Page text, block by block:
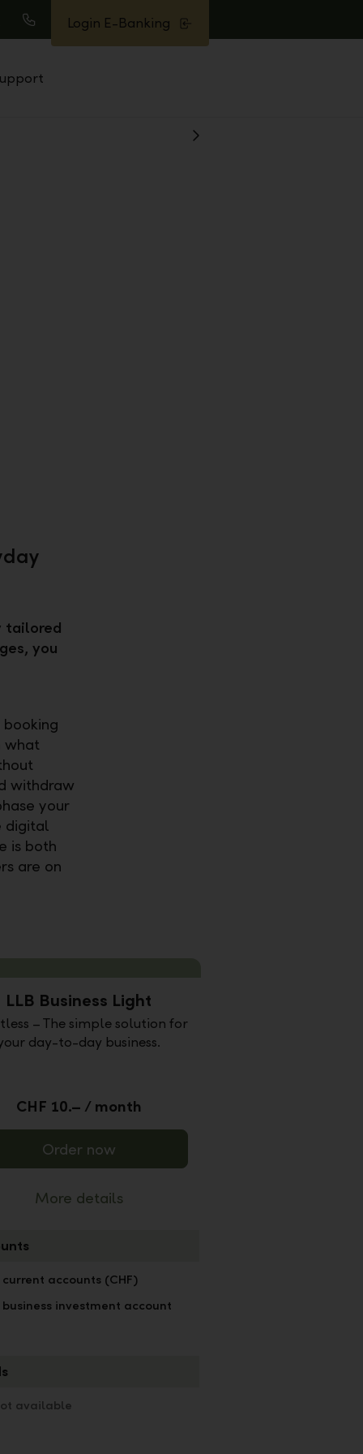
Call
Login E-Banking
Show
tailored
you
what
withdraw
your
digital
is both
are on
LLB Business Light
– The simple solution for
day-to-day business.
CHF 10.– / month
Order now
More details
current accounts (CHF)
business investment account
available